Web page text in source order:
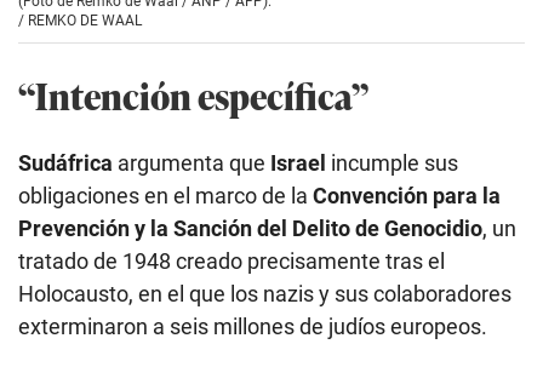
/ REMKO DE WAAL
“Intención específica”
Sudáfrica argumenta que Israel incumple sus
obligaciones en el marco de la Convención para la
Prevención y la Sanción del Delito de Genocidio, un
tratado de 1948 creado precisamente tras el
Holocausto, en el que los nazis y sus colaboradores
exterminaron a seis millones de judíos europeos.